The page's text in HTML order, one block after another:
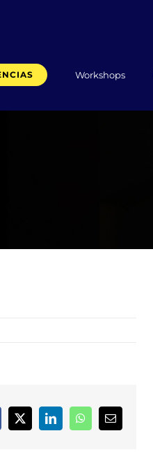
Workshops
X LinkedInWhatsAppCorreo
electrónico